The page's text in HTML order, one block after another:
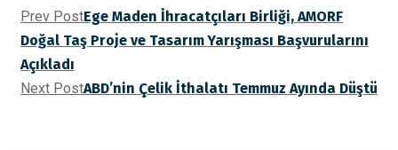
Prev PostEge Maden İhracatçıları Birliği, AMORF
Doğal Taş Proje ve Tasarım Yarışması Başvurularını
Açıkladı
Next PostABD’nin Çelik İthalatı Temmuz Ayında Düştü